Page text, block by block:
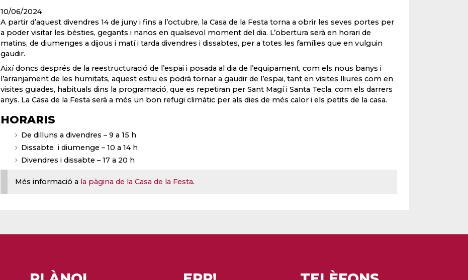
10/06/2024
A partir d’aquest divendres 14 de juny i fins a l’octubre, la Casa de la Festa torna a obrir les seves portes per
a poder visitar les bèsties, gegants i nanos en qualsevol moment del dia. L’obertura serà en horari de
matins, de diumenges a dijous i matí i tarda divendres i dissabtes, per a totes les famílies que en vulguin
gaudir.
Així doncs després de la reestructuració de l’espai i posada al dia de l’equipament, com els nous banys i
l’arranjament de les humitats, aquest estiu es podrà tornar a gaudir de l’espai, tant en visites lliures com en
visites guiades, habituals dins la programació, que es repetiran per Sant Magí i Santa Tecla, com els darrers
anys. La Casa de la Festa serà a més un bon refugi climàtic per als dies de més calor i els petits de la casa.
HORARIS
De dilluns a divendres – 9 a 15 h
Dissabte i diumenge – 10 a 14 h
Divendres i dissabte – 17 a 20 h
Més informació a la pàgina de la Casa de la Festa.